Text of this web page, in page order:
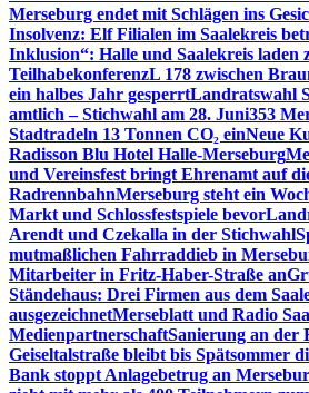
Merseburg endet mit Schlägen ins
Insolvenz: Elf Filialen im Saalekreis
Inklusion“: Halle und Saalekreis laden
TeilhabekonferenzL 178 zwischen
ein halbes Jahr gesperrtLandratswahl
amtlich – Stichwahl am 28. Juni353
Stadtradeln 13 Tonnen CO₂ einNeue
Radisson Blu Hotel Halle-Merseburg
und Vereinsfest bringt Ehrenamt auf
RadrennbahnMerseburg steht ein
Markt und Schlossfestspiele bevor
Arendt und Czekalla in der Stichwahl
mutmaßlichen Fahrraddieb in
Mitarbeiter in Fritz-Haber-Straße an
Ständehaus: Drei Firmen aus dem
ausgezeichnetMerseblatt und Radio
MedienpartnerschaftSanierung an der
Geiseltalstraße bleibt bis Spätsommer
Bank stoppt Anlagebetrug an